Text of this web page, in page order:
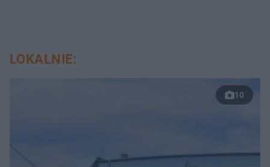
LOKALNIE:
10